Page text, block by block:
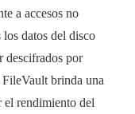
a accesos no
datos del disco
descifrados por
brinda una
el rendimiento del